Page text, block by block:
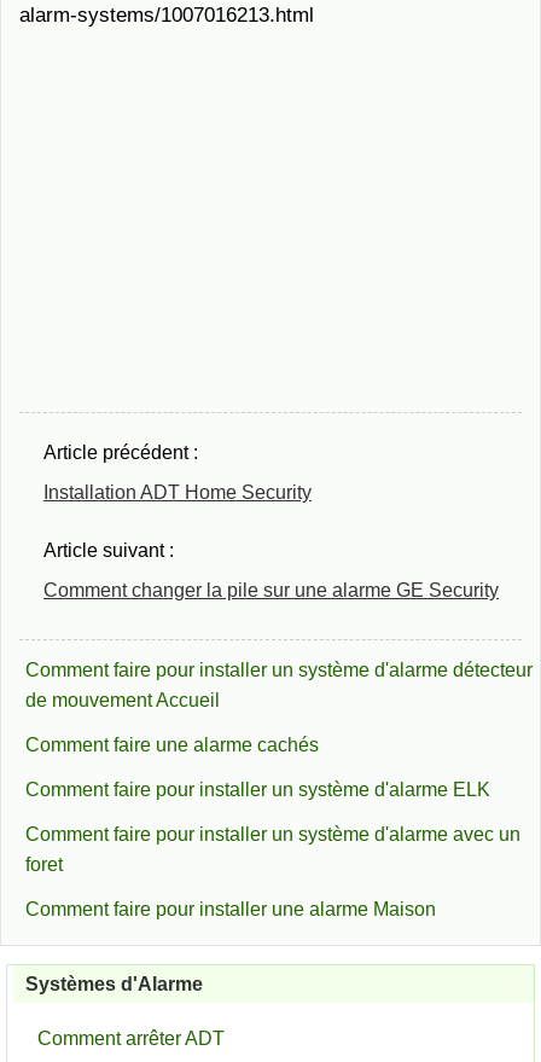
alarm-systems/1007016213.html
Article précédent :
Installation ADT Home Security
Article suivant :
Comment changer la pile sur une alarme GE Security
Comment faire pour installer un système d'alarme détecteur
de mouvement Accueil
Comment faire une alarme cachés
Comment faire pour installer un système d'alarme ELK
Comment faire pour installer un système d'alarme avec un
foret
Comment faire pour installer une alarme Maison
Systèmes d'Alarme
Comment arrêter ADT